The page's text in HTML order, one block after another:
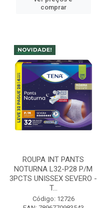
comprar
ROUPA INT PANTS
NOTURNA L32-P28 P/M
3PCTS UNISSEX SEVERO -
T...
Código: 12726